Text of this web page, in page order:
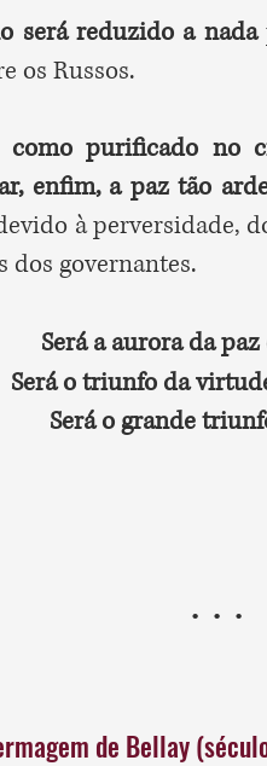
será reduzido a nada
os Russos.
como purificado no
enfim, a paz tão
à perversidade,
dos governantes.
Será a aurora da
Será o triunfo da
Será o grande
. . .
de Bellay